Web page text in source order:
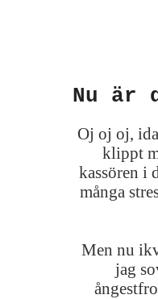
Nu är
Oj oj oj,
klippt
kassören i
många
Men nu
jag